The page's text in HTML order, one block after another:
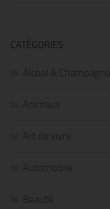
CATÉGORIES
Alcool & Champagne
Animaux
Art de vivre
Automobile
Beauté